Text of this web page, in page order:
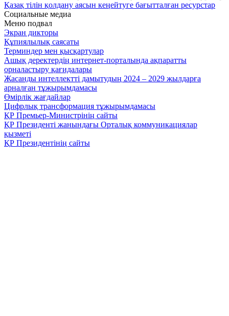
Қазақ тілін қолдану аясын кеңейтуге бағытталған ресурстар
Социальные медиа
Меню подвал
Экран дикторы
Құпиялылық саясаты
Терминдер мен қысқартулар
Ашық деректердің интернет-порталында ақпаратты
орналастыру қағидалары
Жасанды интеллектті дамытудың 2024 – 2029 жылдарға
арналған тұжырымдамасы
Өмірлік жағдайлар
Цифрлық трансформация тұжырымдамасы
ҚР Премьер-Министрінің сайты
ҚР Президенті жанындағы Орталық коммуникациялар
қызметі
ҚР Президентінің сайты